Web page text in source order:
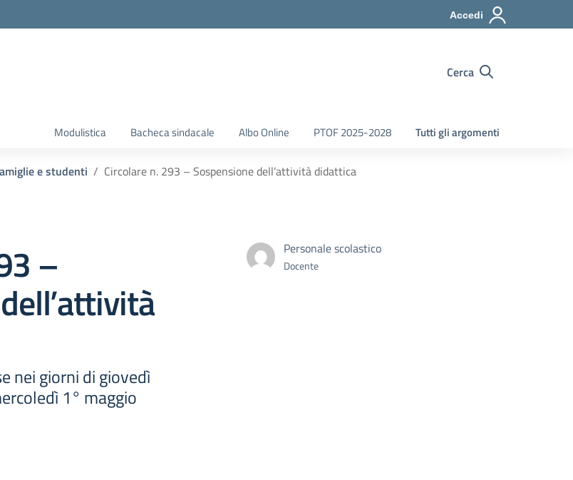
Accedi
Cerca
Modulistica Bacheca sindacale Albo Online PTOF 2025-2028 Tutti gli argomenti
e studenti Circolare n. 293 – Sospensione dell’attività didattica
–
nei giorni di giovedì
1° maggio
Personale scolastico
Docente